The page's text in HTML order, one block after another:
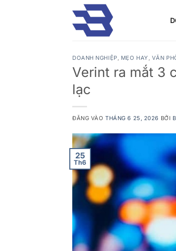
DOANH NGHIỆP, MẸO HAY , VĂN
Verint ra mắt 3
lạc
ĐĂNG VÀOTHÁNG 6 25, 2026 BỞI
25
Th6